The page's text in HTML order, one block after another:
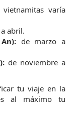
varía
abril.
de marzo a
de noviembre a
tu viaje en la
al máximo tu